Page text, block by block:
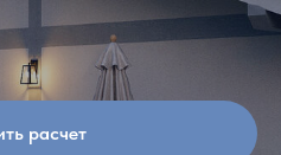
расчет